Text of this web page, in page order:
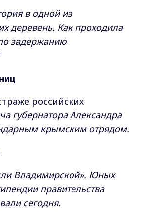
в одной из
деревень. Как проходила
задержанию
российских
губернатора Александра
крымским отрядом.
Владимирской». Юных
правительства
сегодня.